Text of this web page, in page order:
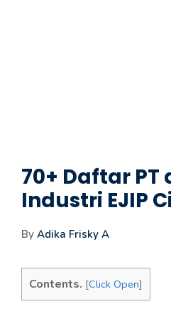
70+ Daftar PT
Industri EJIP
By Adika Frisky A
Contents. [Click Open]